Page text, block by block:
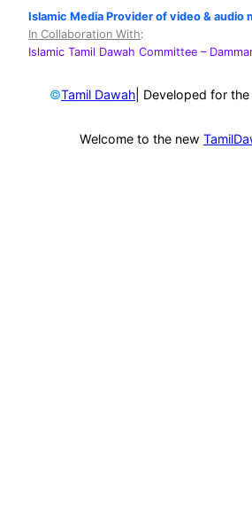
Islamic Media Provider of video & audio
In Collaboration With:
Islamic Tamil Dawah Committee –
©Tamil Dawah | Developed for
Welcome to the new